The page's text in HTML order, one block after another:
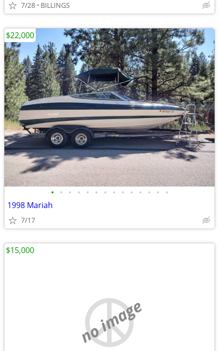
7/28 BILLINGS
• • • • • • • • • • • • • •
1998 Mariah
7/17
$22,000
no image
$15,000